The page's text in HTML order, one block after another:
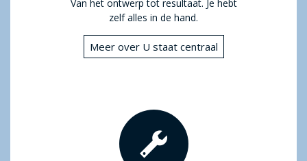
Van het ontwerp tot resultaat. Je hebt
zelf alles in de hand.
Meer over U staat centraal